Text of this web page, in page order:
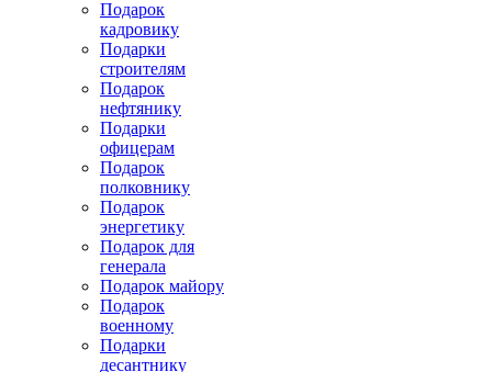
Подарок
кадровику
Подарки
строителям
Подарок
нефтянику
Подарки
офицерам
Подарок
полковнику
Подарок
энергетику
Подарок для
генерала
Подарок майору
Подарок
военному
Подарки
десантнику